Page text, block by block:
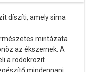
díszíti, amely sima
mintázata
az ékszernek. A
a rodokrozit
mindennapi